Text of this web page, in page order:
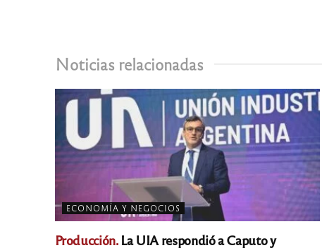
Noticias relacionadas
ECONOMÍA Y NEGOCIOS
Producción.La UIA respondió a Caputo y